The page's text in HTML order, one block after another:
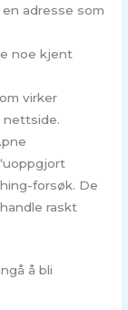
adresse som
noe kjent
virker
nettside.
forsøk. De
raskt
å bli